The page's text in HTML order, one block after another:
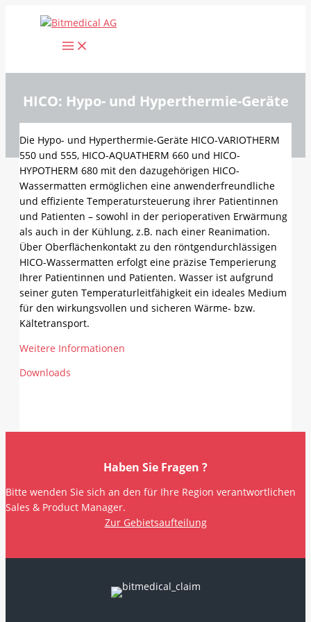
HICO: Hypo- und Hyperthermie-Geräte
Die Hypo- und Hyperthermie-Geräte HICO-VARIOTHERM
550 und 555, HICO-AQUATHERM 660 und HICO-
HYPOTHERM 680 mit den dazugehöri­gen HICO-
Wassermatten ermöglichen eine anwenderfreundliche
und effiziente Temperatursteuerung ihrer Patientinnen
und Patienten – sowohl in der perioperativen Erwärmung
als auch in der Kühlung, z.B. nach einer Reanimation.
Über Oberflächenkontakt zu den röntgendurchlässigen
HICO-Wassermatten erfolgt eine präzise Temperierung
Ihrer Patientinnen und Patienten. Wasser ist aufgrund
seiner guten Temperaturleitfähigkeit ein ideales Medium
für den wirkungsvollen und sicheren Wärme- bzw.
Kältetransport.
Weitere Informationen
Downloads
Haben Sie Fragen ?
Bitte wenden Sie sich an den für Ihre Region verantwortlichen
Sales & Product Manager.
Zur Gebietsaufteilung